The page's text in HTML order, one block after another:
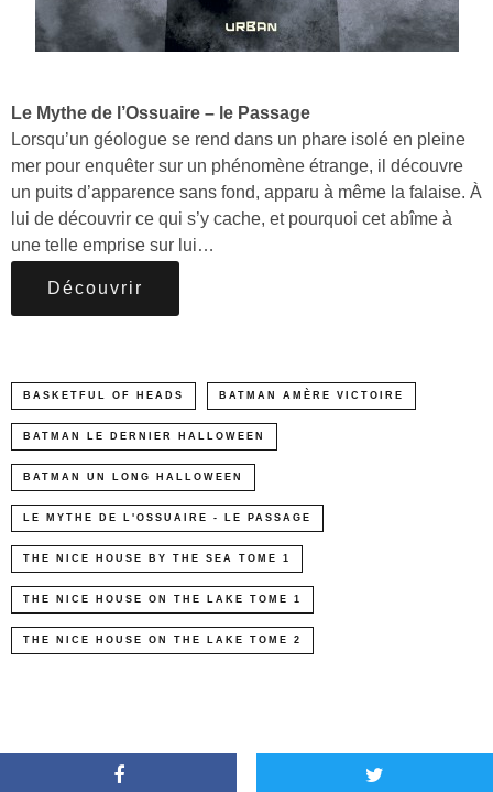
Le Mythe de l’Ossuaire – le Passage
Lorsqu’un géologue se rend dans un phare isolé en pleine
mer pour enquêter sur un phénomène étrange, il découvre
un puits d’apparence sans fond, apparu à même la falaise. À
lui de découvrir ce qui s’y cache, et pourquoi cet abîme à
une telle emprise sur lui…
Découvrir
BASKETFUL OF HEADS BATMAN AMÈRE VICTOIRE
BATMAN LE DERNIER HALLOWEEN
BATMAN UN LONG HALLOWEEN
LE MYTHE DE L'OSSUAIRE - LE PASSAGE
THE NICE HOUSE BY THE SEA TOME 1
THE NICE HOUSE ON THE LAKE TOME 1
THE NICE HOUSE ON THE LAKE TOME 2